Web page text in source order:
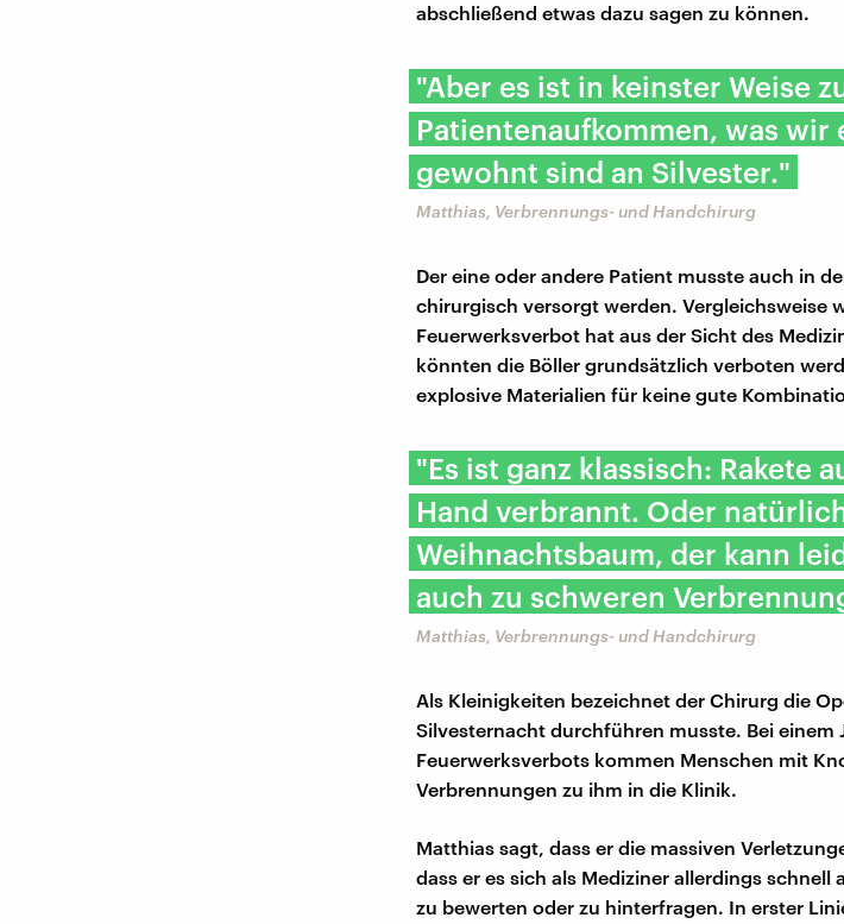
abschließend etwas dazu sagen zu können.
"Aber es ist in keinster Weise
Patientenaufkommen, was
gewohnt sind an Silvester."
Matthias, Verbrennungs- und Handchirurg
Der eine oder andere Patient musste auch in
chirurgisch versorgt werden. Vergleichsweise
Feuerwerksverbot hat aus der Sicht des
könnten die Böller grundsätzlich verboten
explosive Materialien für keine gute
"Es ist ganz klassisch: Rakete
Hand verbrannt. Oder
Weihnachtsbaum, der kann
auch zu schweren
Matthias, Verbrennungs- und Handchirurg
Als Kleinigkeiten bezeichnet der Chirurg die
Silvesternacht durchführen musste. Bei einem
Feuerwerksverbots kommen Menschen mit
Verbrennungen zu ihm in die Klinik.
Matthias sagt, dass er die massiven
dass er es sich als Mediziner allerdings
zu bewerten oder zu hinterfragen. In erster